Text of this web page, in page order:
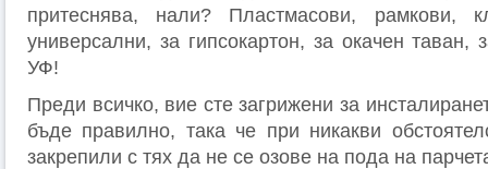
притеснява, нали? Пластмасови, рамкови,
универсални, за гипсокартон, за окачен таван,
УФ!
Преди всичко, вие сте загрижени за
бъде правилно, така че при никакви
закрепили с тях да не се озове на пода на